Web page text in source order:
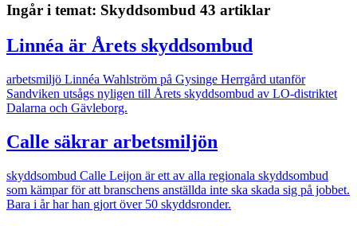
Ingår i temat: Skyddsombud 43 artiklar
Linnéa är Årets skyddsombud
arbetsmiljö Linnéa Wahlström på Gysinge Herrgård utanför
Sandviken utsågs nyligen till Årets skyddsombud av LO-distriktet
Dalarna och Gävleborg.
Calle säkrar arbetsmiljön
skyddsombud Calle Leijon är ett av alla regionala skyddsombud
som kämpar för att branschens anställda inte ska skada sig på jobbet.
Bara i år har han gjort över 50 skyddsronder.